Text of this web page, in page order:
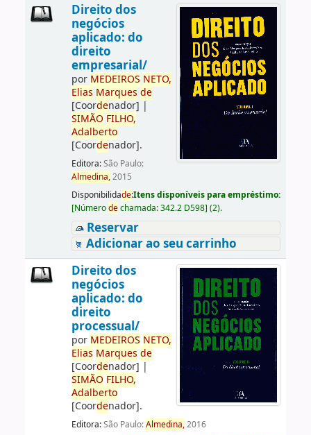
Direito dos
negócios
aplicado: do
direito
empresarial/
por MEDEIROS NETO,
Elias Marques de
[Coordenador] |
SIMÃO FILHO,
Adalberto
[Coordenador].
Editora:São Paulo:
Almedina,2015
Disponibilidade:Itens disponíveis para empréstimo:
[Númerodechamada:342.2 D598] (2).
Reservar
Adicionar ao seu carrinho
Direito dos
negócios
aplicado: do
direito
processual/
por MEDEIROS NETO,
Elias Marques de
[Coordenador] |
SIMÃO FILHO,
Adalberto
[Coordenador].
Editora:São Paulo:Almedina,2016